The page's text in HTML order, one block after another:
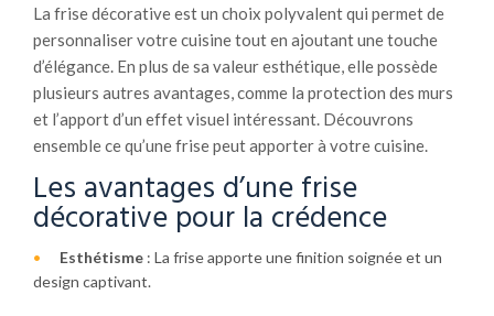
La frise décorative est un choix polyvalent qui permet de
personnaliser votre cuisine tout en ajoutant une touche
d’élégance. En plus de sa valeur esthétique, elle possède
plusieurs autres avantages, comme la protection des murs
et l’apport d’un effet visuel intéressant. Découvrons
ensemble ce qu’une frise peut apporter à votre cuisine.
Les avantages d’une frise
décorative pour la crédence
Esthétisme : La frise apporte une finition soignée et un
design captivant.